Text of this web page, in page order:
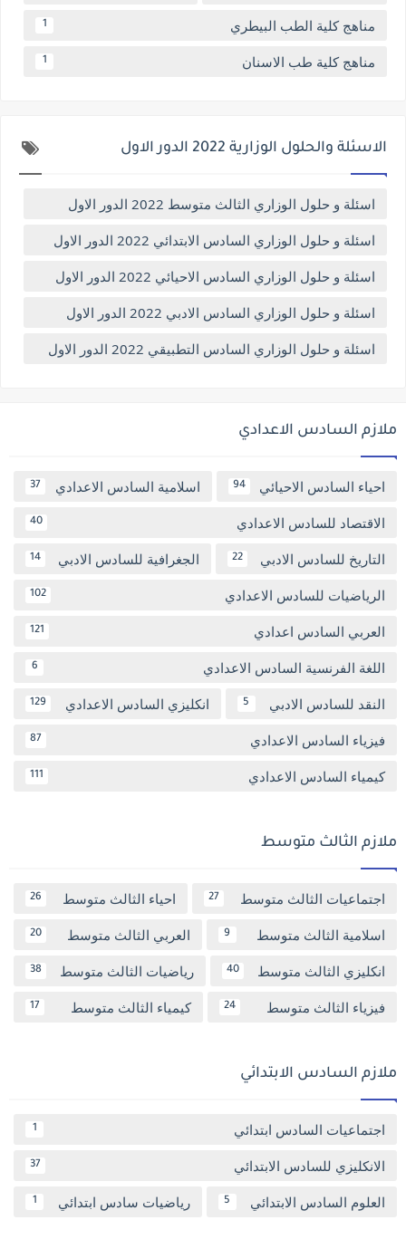
مناهج كلية الطب البيطري 1
مناهج كلية طب الاسنان 1
الاسئلة والحلول الوزارية 2022 الدور الاول
اسئلة و حلول الوزاري الثالث متوسط 2022 الدور الاول
اسئلة و حلول الوزاري السادس الابتدائي 2022 الدور الاول
اسئلة و حلول الوزاري السادس الاحيائي 2022 الدور الاول
اسئلة و حلول الوزاري السادس الادبي 2022 الدور الاول
اسئلة و حلول الوزاري السادس التطبيقي 2022 الدور الاول
ملازم السادس الاعدادي
احياء السادس الاحيائي 94 اسلامية السادس الاعدادي 37
الاقتصاد للسادس الاعدادي 40
التاريخ للسادس الادبي 22 الجغرافية للسادس الادبي 14
الرياضيات للسادس الاعدادي 102
العربي السادس اعدادي 121
اللغة الفرنسية السادس الاعدادي 6
النقد للسادس الادبي 5 انكليزي السادس الاعدادي 129
فيزياء السادس الاعدادي 87
كيمياء السادس الاعدادي 111
ملازم الثالث متوسط
اجتماعيات الثالث متوسط 27 احياء الثالث متوسط 26
اسلامية الثالث متوسط 9 العربي الثالث متوسط 20
انكليزي الثالث متوسط 40 رياضيات الثالث متوسط 38
فيزياء الثالث متوسط 24 كيمياء الثالث متوسط 17
ملازم السادس الابتدائي
اجتماعيات السادس ابتدائي 1
الانكليزي للسادس الابتدائي 37
العلوم السادس الابتدائي 5 رياضيات سادس ابتدائي 1